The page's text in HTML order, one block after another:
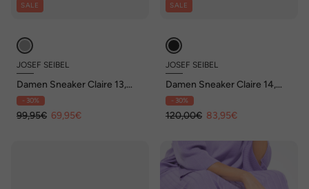
SALE
JOSEF SEIBEL
Damen Sneaker Claire 13,
graphit
- 30%
99,95€ 69,95€
SALE
JOSEF SEIBEL
Damen Sneaker Claire 14,
schwarz
- 30%
120,00€ 83,95€